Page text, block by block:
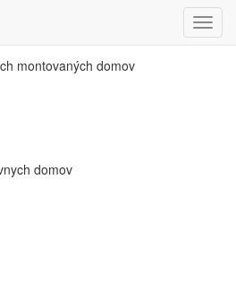
Menu
montovaných domov
domov